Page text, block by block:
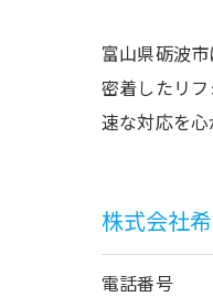
富山県砺波
密着したリ
速な対応を
株式会社
電話番号